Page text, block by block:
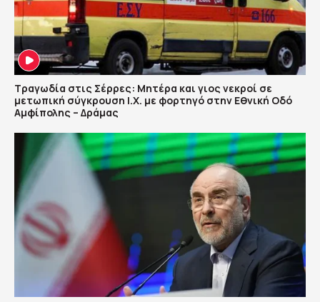
Τραγωδία στις Σέρρες: Μητέρα και γιος νεκροί σε
μετωπική σύγκρουση Ι.Χ. με φορτηγό στην Εθνική Οδό
Αμφίπολης – Δράμας